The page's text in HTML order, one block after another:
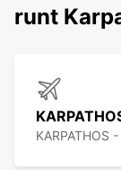
runt
KARPATHOS -